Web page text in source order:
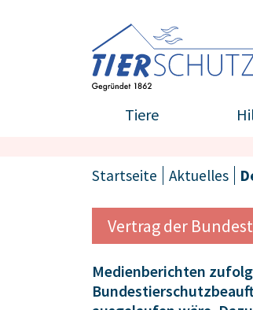
Tiere
Startseite Aktuelles
Vertrag der
Medienberichten